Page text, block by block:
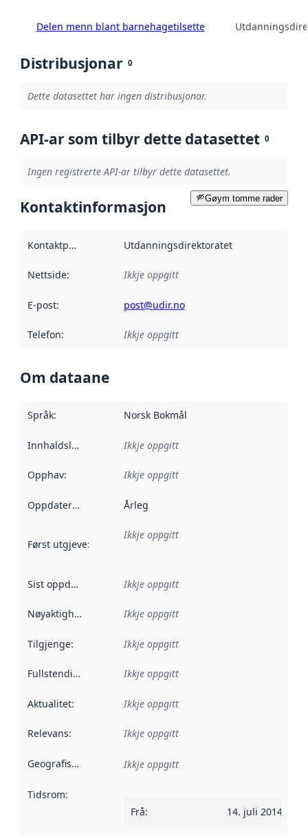
Delen menn blant barnehagetilsette
Distribusjonar 0
Dette datasettet har ingen distribusjonar.
API-ar som tilbyr dette datasettet 0
Ingen registrerte API-ar tilbyr dette datasettet.
Gøym tomme rader
Kontaktinformasjon
Kontaktpunkt Utdanningsdirektoratet
Nettside: Ikkje oppgitt
E-post: post@udir.no
Telefon: Ikkje oppgitt
Om dataane
Språk: Norsk Bokmål
Innhaldsleverandørar :
Ikkje oppgitt
Opphav: Ikkje oppgitt
Oppdateringsfrekvens :
Årleg
Først utgjeve: Denne datoen seier når dataa i dette
Ikkje oppgitt
Sist oppdatert Ikkje oppgitt
Nøyaktigheit Ikkje oppgitt
Tilgjenge: Ikkje oppgitt
Fullstendigheit Ikkje oppgitt
Aktualitet: Ikkje oppgitt
Relevans: Ikkje oppgitt
Geografisk område Ikkje oppgitt
Tidsrom:
Frå: 14. juli 2014